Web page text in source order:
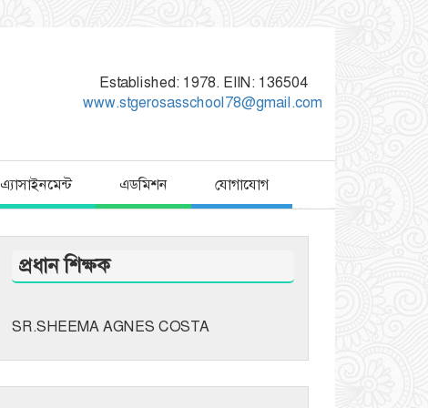
Established: 1978. EIIN: 136504
www.stgerosasschool78@gmail.com
এ্যাসাইনমেন্ট এডমিশন যোগাযোগ
প্রধান শিক্ষক
SR.SHEEMA AGNES COSTA